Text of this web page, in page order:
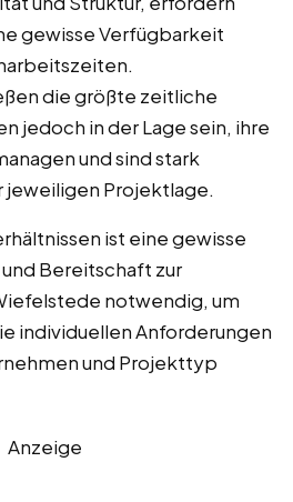
gewisse Verfügbarkeit
die größte zeitliche
jedoch in der Lage sein, ihre
und sind stark
jeweiligen Projektlage.
ist eine gewisse
Bereitschaft zur
notwendig, um
individuellen Anforderungen
und Projekttyp
Anzeige